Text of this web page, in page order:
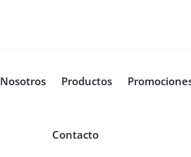
Nosotros Productos
Contacto